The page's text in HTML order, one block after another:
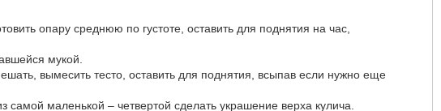
опару среднюю по густоте, оставить для поднятия на час,
мукой.
вымесить тесто, оставить для поднятия, всыпав если нужно еще
самой маленькой – четвертой сделать украшение верха кулича.